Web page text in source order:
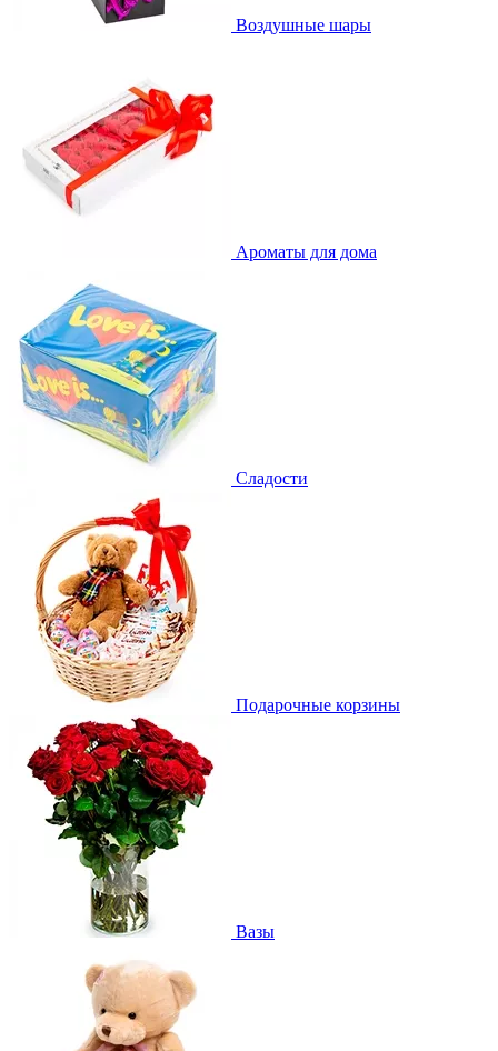
Воздушные шары
Ароматы для дома
Сладости
Подарочные корзины
Вазы